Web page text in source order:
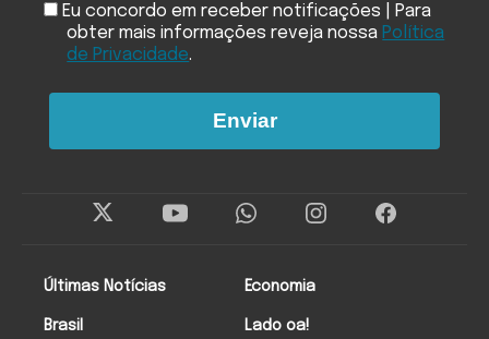
Últimas Notícias
Brasil
Economia
Lado oa!
Eu concordo em receber notificações | Para
obter mais informações reveja nossa Política
de Privacidade.
Enviar